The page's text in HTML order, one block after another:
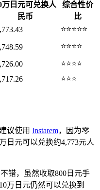
万日元可兑换人
民币
综合性价
比
⭐⭐⭐⭐⭐
⭐⭐⭐⭐
⭐⭐⭐⭐
⭐⭐⭐
议使用 Instarem，因为零
日元可以兑换约4,773元人
错，虽然收取800日元手
万日元仍然可以兑换到